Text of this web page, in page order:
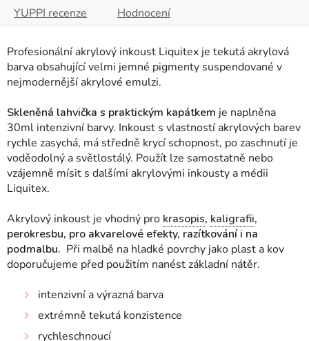
YUPPI recenze
Hodnocení
Profesionální akrylový inkoust Liquitex je tekutá akrylová
barva obsahující velmi jemné pigmenty suspendované v
nejmodernější akrylové emulzi.
Skleněná lahvička s praktickým kapátkem je naplněna
30ml intenzivní barvy. Inkoust s vlastností akrylových barev
rychle zasychá, má středně krycí schopnost, po zaschnutí je
voděodolný a světlostálý. Použít lze samostatně nebo
vzájemně mísit s dalšími akrylovými inkousty a médii
Liquitex.
Akrylový inkoust je vhodný pro krasopis, kaligrafii,
perokresbu, pro akvarelové efekty, razítkování i na
podmalbu. Při malbě na hladké povrchy jako plast a kov
doporučujeme před použitím nanést základní nátěr.
intenzivní a výrazná barva
extrémně tekutá konzistence
rychleschnoucí